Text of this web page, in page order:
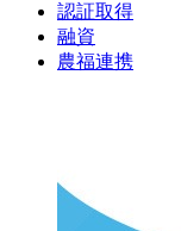
認証取得
融資
農福連携